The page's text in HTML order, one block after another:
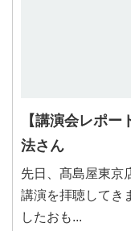
【講演会レポ
法さん
先日、髙島屋東
講演を拝聴してき
したおも...